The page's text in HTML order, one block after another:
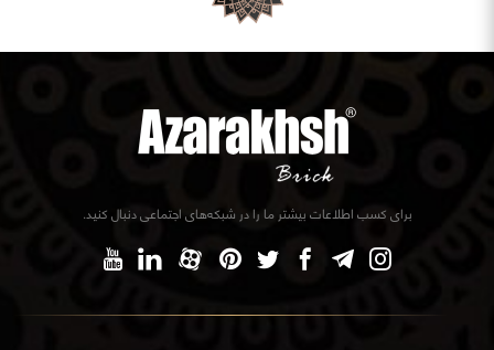
برای کسب اطلاعات بیشتر ما را در شبکه‌های اجتماعی دنبال کنید.